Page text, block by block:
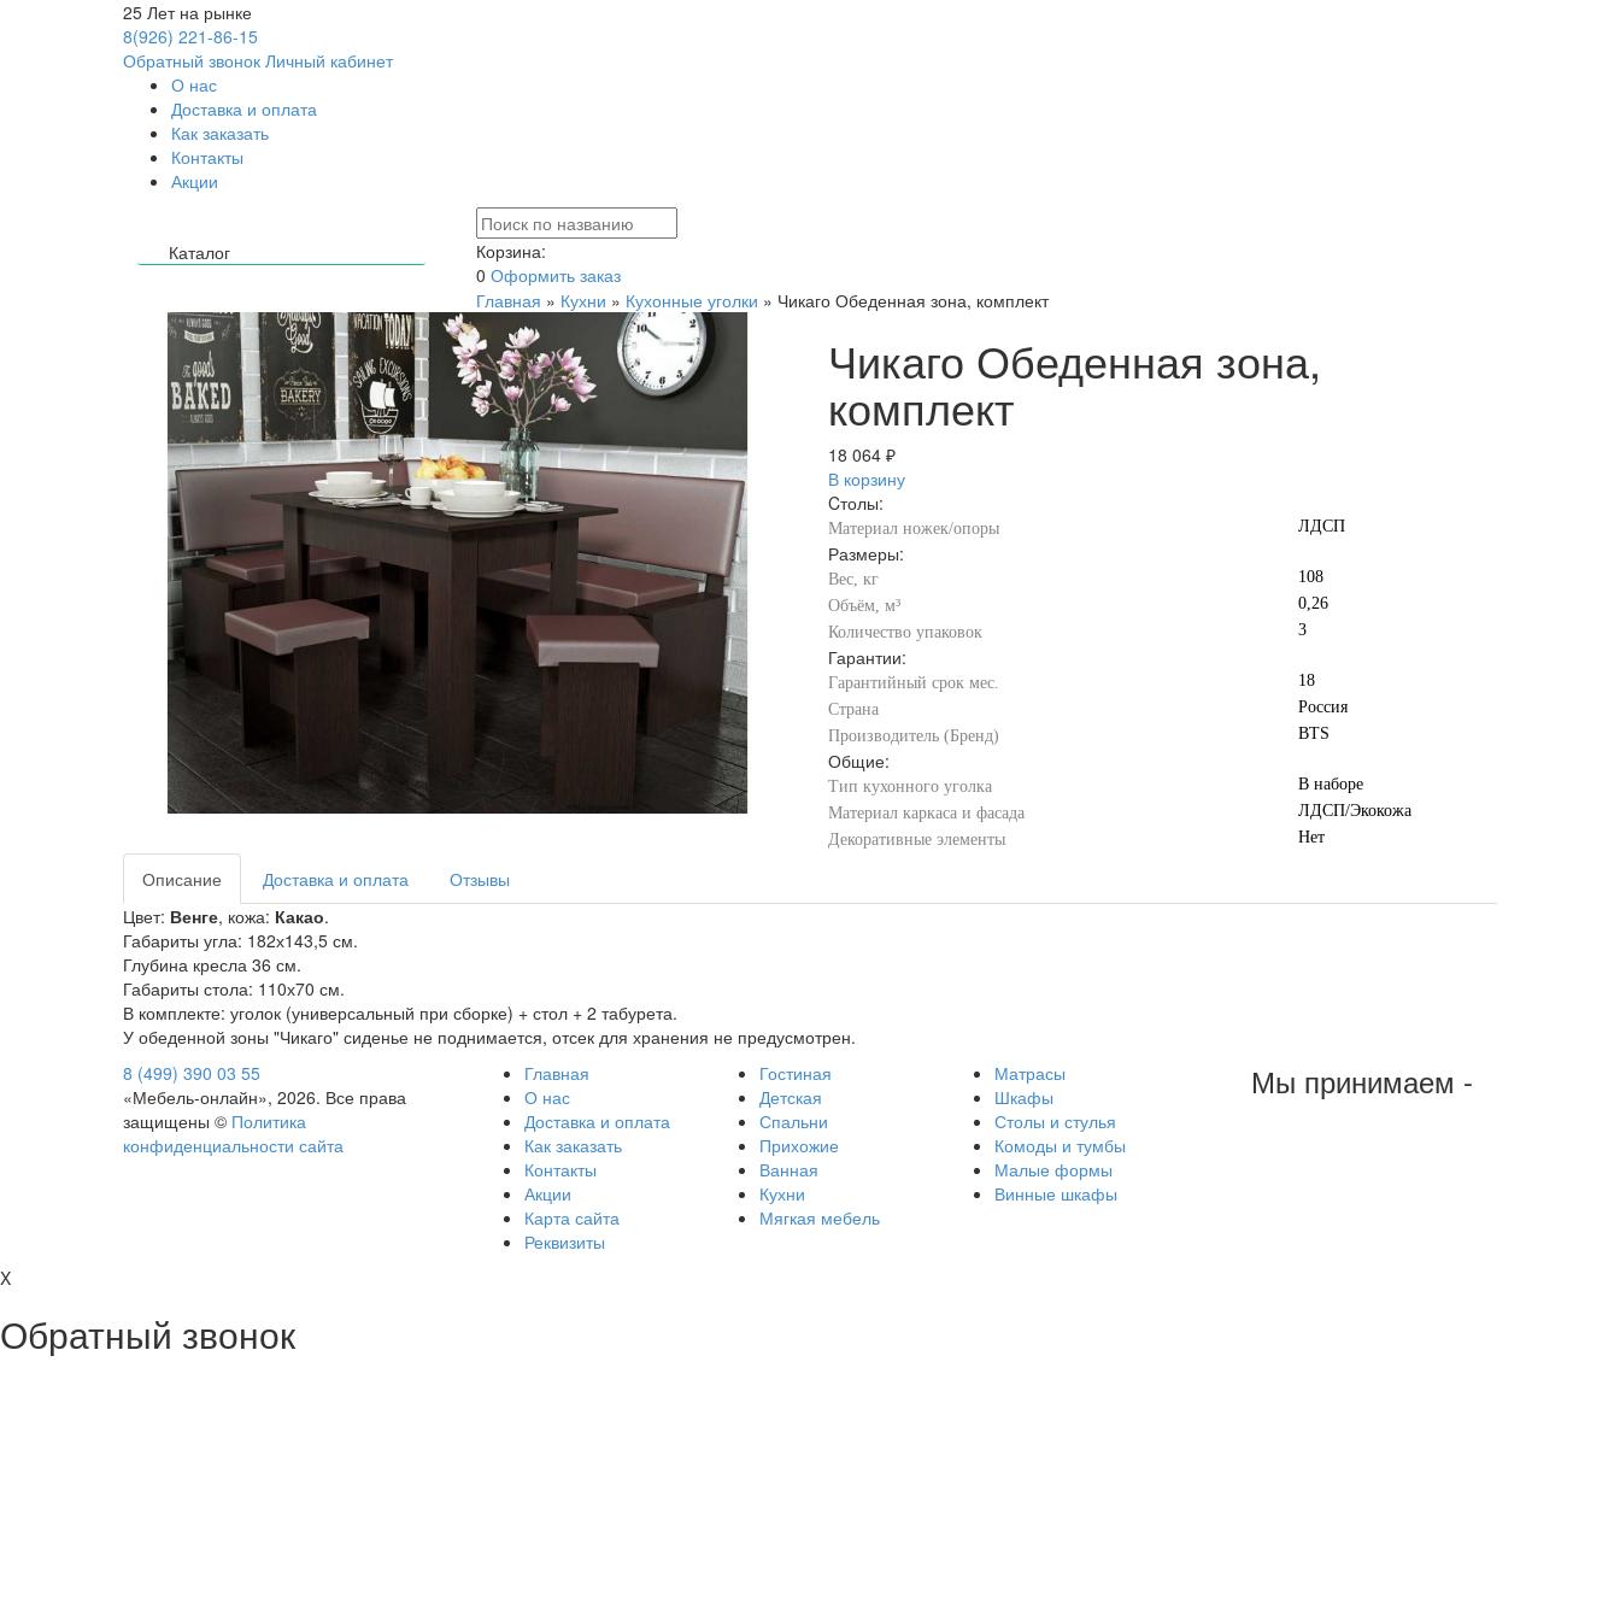
25 Лет на рынке
8(926) 221-86-15
Обратный звонок Личный кабинет
О нас
Доставка и оплата
Как заказать
Контакты
Акции
Каталог
Корзина:
0 Оформить заказ
Главная » Кухни » Кухонные уголки » Чикаго Обеденная зона, комплект
Чикаго Обеденная зона,
комплект
18 064 ₽
В корзину
Cтолы:
Материал ножек/опоры ЛДСП
Размеры:
Вес, кг
108
Объём, м³
0,26
Количество упаковок
3
Гарантии:
Гарантийный срок мес.
18
Страна
Россия
Производитель (Бренд)
BTS
Общие:
Тип кухонного уголка
В наборе
Материал каркаса и фасада
ЛДСП/Экокожа
Декоративные элементы
Нет
Описание Доставка и оплата
Отзывы
Цвет: Венге, кожа: Какао.
Габариты угла: 182х143,5 см.
Глубина кресла 36 см.
Габариты стола: 110х70 см.
В комплекте: уголок (универсальный при сборке) + стол + 2 табурета.
У обеденной зоны "Чикаго" сиденье не поднимается, отсек для хранения не предусмотрен.
8 (499) 390 03 55
«Мебель-онлайн», 2026. Все права
защищены © Политика
конфиденциальности сайта
Главная
О нас
Доставка и оплата
Как заказать
Контакты
Акции
Карта сайта
Реквизиты
Гостиная
Детская
Спальни
Прихожие
Ванная
Кухни
Мягкая мебель
Матрасы
Шкафы
Столы и стулья
Комоды и тумбы
Малые формы
Винные шкафы
Мы принимаем -
X
Обратный звонок